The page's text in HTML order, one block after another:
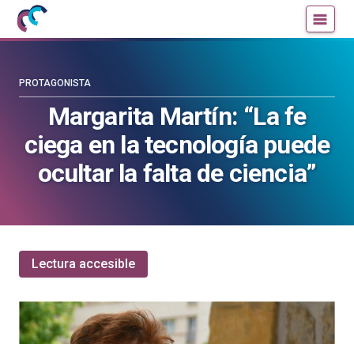
Mujeres
con
Cultura
Científica
blog
Cultura
Científica
Margarita Martín: “La fe
ciega en la tecnología puede
ocultar la falta de ciencia”
PROTAGONISTA
Lectura accesible